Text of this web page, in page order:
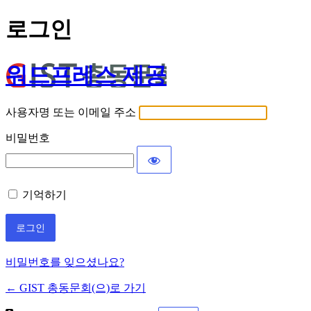
로그인
워드프레스 제공
사용자명 또는 이메일 주소
비밀번호
기억하기
비밀번호를 잊으셨나요?
← GIST 총동문회(으)로 가기